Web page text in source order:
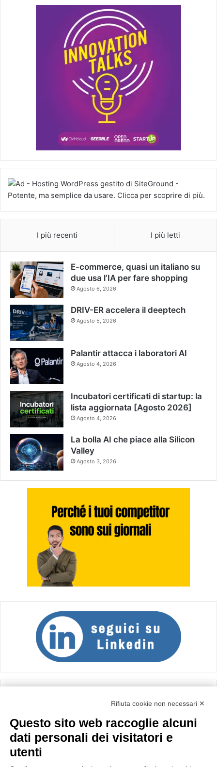
I più recenti I più letti
E-commerce, quasi un italiano su
due usa l’IA per fare shopping
Agosto 6, 2026
DRIV-ER accelera il deeptech
Agosto 5, 2026
Palantir attacca i laboratori AI
Agosto 4, 2026
Incubatori certificati di startup: la
lista aggiornata [Agosto 2026]
Agosto 4, 2026
La bolla AI che piace alla Silicon
Valley
Agosto 3, 2026
Importo netto (€):
Rifiuta cookie non necessari ✕
Questo sito web raccoglie alcuni
dati personali dei visitatori e
utenti